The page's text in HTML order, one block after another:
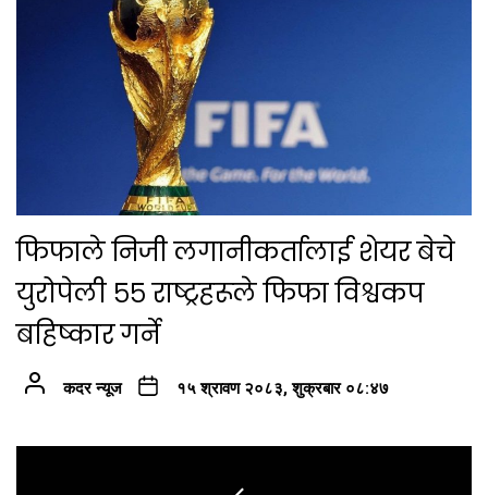
फिफाले निजी लगानीकर्तालाई शेयर बेचे
युरोपेली ५५ राष्ट्रहरूले फिफा विश्वकप
बहिष्कार गर्ने
कदर न्यूज १५ श्रावण २०८३, शुक्रबार ०८:४७